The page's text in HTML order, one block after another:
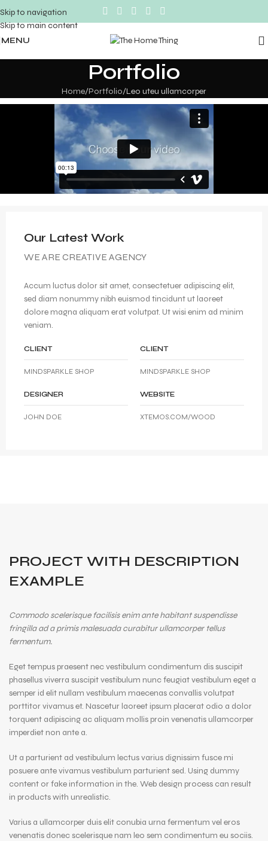
Skip to navigation
Skip to main content
MENU
Portfolio
Home Portfolio Leo uteu ullamcorper
Our Latest Work
WE ARE CREATIVE AGENCY
Accum luctus dolor sit amet, consectetuer adipiscing elit,
sed diam nonummy nibh euismod tincidunt ut laoreet
dolore magna aliquam erat volutpat. Ut wisi enim ad minim
veniam.
CLIENT
MINDSPARKLE SHOP
CLIENT
MINDSPARKLE SHOP
DESIGNER
JOHN DOE
WEBSITE
XTEMOS.COM/WOOD
PROJECT WITH DESCRIPTION
EXAMPLE
Commodo scelerisque facilisis enim ante habitant suspendisse
fringilla ad a primis malesuada curabitur ullamcorper tellus
fermentum.
Eget tempus praesent nec vestibulum condimentum dis suscipit
phasellus viverra suscipit vestibulum nunc feugiat vestibulum eget a
semper id elit nullam vestibulum maecenas convallis volutpat
porttitor vivamus et. Nascetur laoreet ipsum placerat odio a dolor
torquent adipiscing ac aliquam mollis proin venenatis ullamcorper
imperdiet non ante a.
Ut a parturient ad vestibulum lectus varius dignissim fusce mi
posuere ante vivamus vestibulum parturient sed. Using dummy
content or fake information in the. Web design process can result
in products with unrealistic.
Varius a ullamcorper duis elit conubia urna fermentum vel eros
venenatis donec scelerisque nam leo sem condimentum eu sociis.